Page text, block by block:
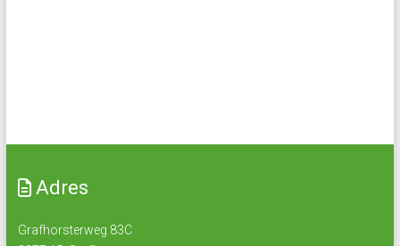
Adres
Grafhorsterweg 83C